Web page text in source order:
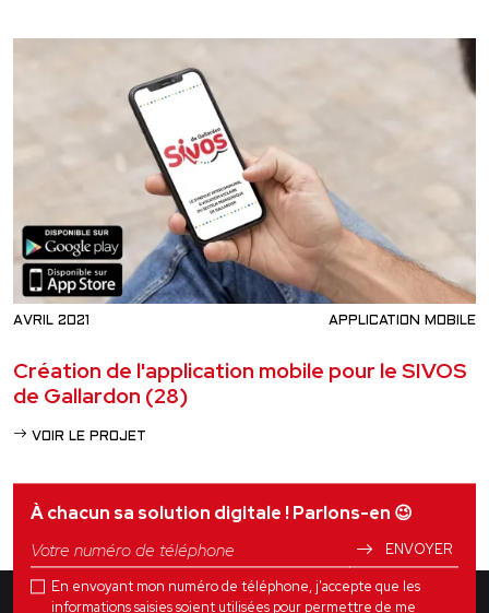
AVRIL 2021 APPLICATION MOBILE
Création de l'application mobile pour le SIVOS
de Gallardon (28)
VOIR LE PROJET
À chacun sa solution digitale ! Parlons-en 😉
ENVOYER
En envoyant mon numéro de téléphone, j'accepte que les
informations saisies soient utilisées pour permettre de me